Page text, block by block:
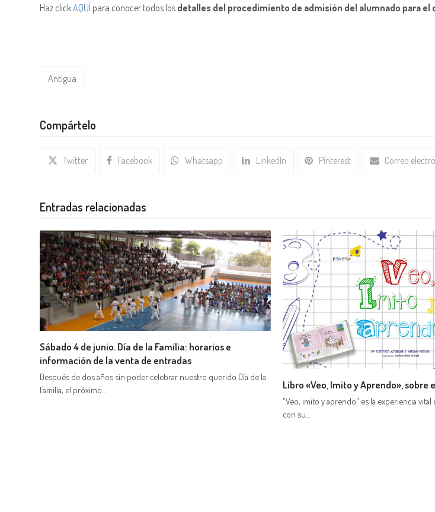
Haz clickAQUÍ para conocer todos los detalles del procedimiento de admisión del alumnado para el
Antigua
Compártelo
Twitter Facebook Whatsapp LinkedIn Pinterest Correo
Entradas relacionadas
Sábado 4 de junio. Día de la Familia: horarios e
información de la venta de entradas
Después de dos años sin poder celebrar nuestro querido Día de la
Familia, el próximo…
Libro «Veo, Imito y Aprendo», sobre
"Veo, imito y aprendo" es la experiencia
con su…